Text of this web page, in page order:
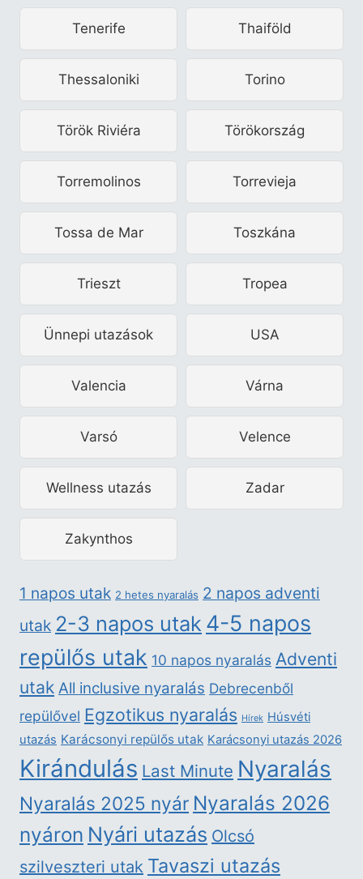
Tenerife Thaiföld
Thessaloniki Torino
Török Riviéra Törökország
Torremolinos Torrevieja
Tossa de Mar Toszkána
Trieszt Tropea
Ünnepi utazások USA
Valencia Várna
Varsó Velence
Wellness utazás Zadar
Zakynthos
1 napos utak 2 hetes nyaralás 2 napos adventi
utak 2-3 napos utak4-5 napos
repülős utak 10 napos nyaralás Adventi
utak All inclusive nyaralás Debrecenből
repülővel Egzotikus nyaralás Hírek Húsvéti
utazás Karácsonyi repülős utak Karácsonyi utazás 2026
Kirándulás Last Minute Nyaralás
Nyaralás 2025 nyár Nyaralás 2026
nyáron Nyári utazás Olcsó
szilveszteri utak Tavaszi utazás